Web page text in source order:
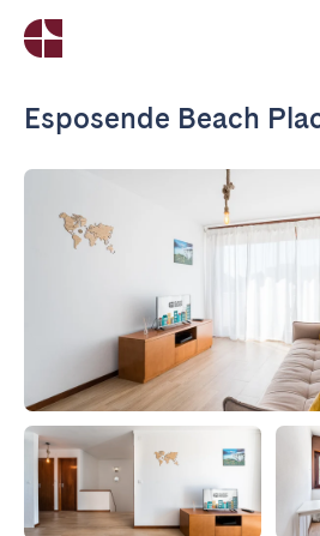
Esposende Beach